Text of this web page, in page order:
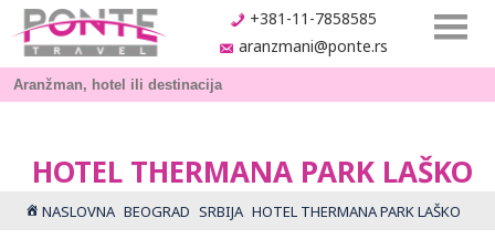
+381-11-7858585
aranzmani@ponte.rs
HOTEL THERMANA PARK LAŠKO
NASLOVNA BEOGRAD SRBIJA HOTEL THERMANA PARK LAŠKO